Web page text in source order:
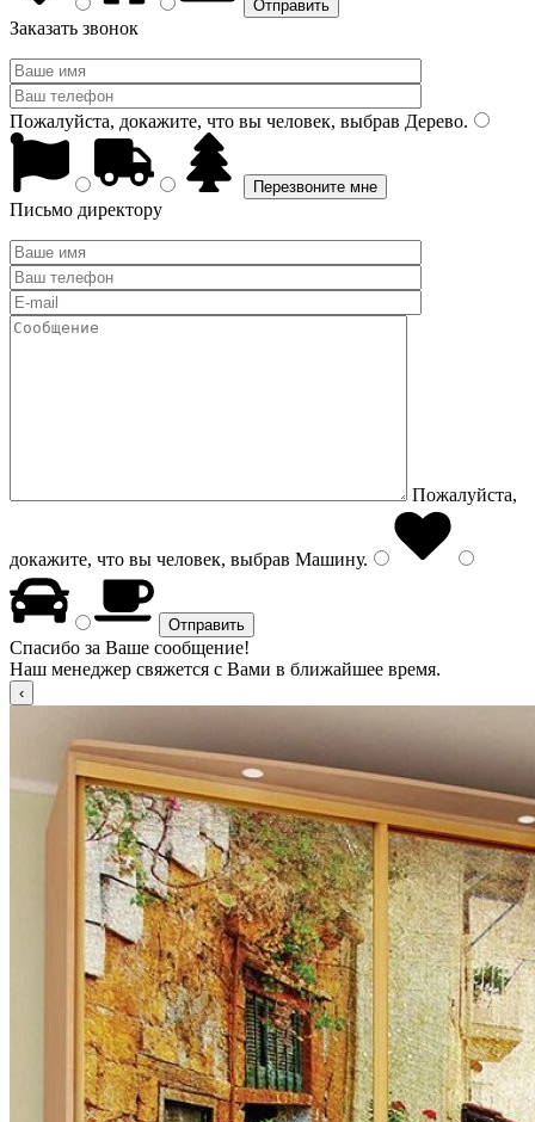
Заказать звонок
Пожалуйста, докажите, что вы человек, выбрав Дерево.
Письмо директору
Пожалуйста,
докажите, что вы человек, выбрав Машину.
Спасибо за Ваше сообщение!
Наш менеджер свяжется с Вами в ближайшее время.